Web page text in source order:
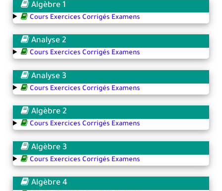
Algèbre 1
Cours Exercices Corrigés Examens
Analyse 2
Cours Exercices Corrigés Examens
Analyse 3
Cours Exercices Corrigés Examens
Algèbre 2
Cours Exercices Corrigés Examens
Algèbre 3
Cours Exercices Corrigés Examens
Algèbre 4